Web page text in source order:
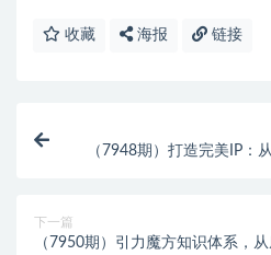
收藏 海报 链接
（7948期）打造完美IP：
下一篇
（7950期）引力魔方知识体系，